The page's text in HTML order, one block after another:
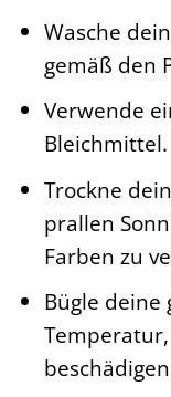
Wasche
gemäß den
Verwende
Bleichmittel.
Trockne
prallen
Farben zu
Bügle